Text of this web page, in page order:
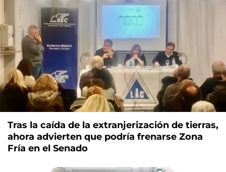
Tras la caída de la extranjerización de tierras,
ahora advierten que podría frenarse Zona
Fría en el Senado